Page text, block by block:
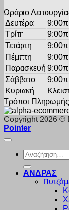
Ωράριο
Δευτέρα
Τρίτη
Τετάρτη
Πέμπτη
Παρασκευή
Σάββατο
Κυριακή
Τρόποι Πληρωμής
Copyright 2026 ©
Pointer
Αναζήτηση
για:
ΑΝΔΡΑΣ